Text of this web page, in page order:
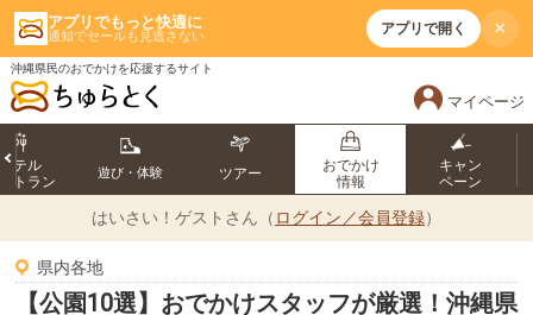
アプリでもっと快適に
通知でセールも見逃さない アプリで開く ×
沖縄県民のおでかけを応援するサイト
マイページ
ホテル
トラン
遊び・体験 ツアー
おでかけ
情報
キャン
ペーン
はいさい！ ゲストさん（ ログイン／会員登録）
県内各地
【公園10選】おでかけスタッフが厳選！沖縄県